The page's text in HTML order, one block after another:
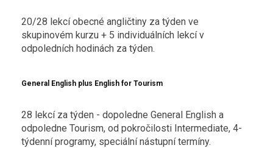
20/28 lekcí obecné angličtiny za týden ve
skupinovém kurzu + 5 individuálních lekcí v
odpoledních hodinách za týden.
General English plus English for Tourism
28 lekcí za týden - dopoledne General English a
odpoledne Tourism, od pokročilosti Intermediate, 4-
týdenní programy, speciální nástupní termíny.